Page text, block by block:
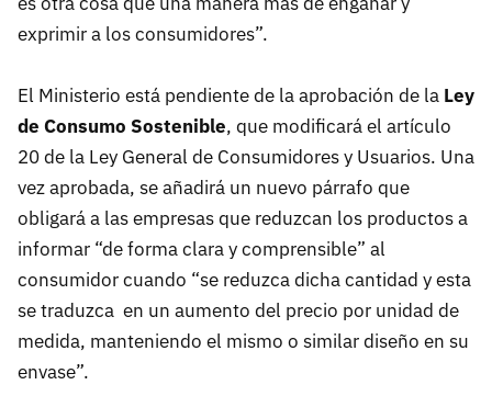
exprimir a los consumidores”.
El Ministerio está pendiente de la aprobación de la Ley
de Consumo Sostenible, que modificará el artículo
20 de la Ley General de Consumidores y Usuarios. Una
vez aprobada, se añadirá un nuevo párrafo que
obligará a las empresas que reduzcan los productos a
informar “de forma clara y comprensible” al
consumidor cuando “se reduzca dicha cantidad y esta
se traduzca en un aumento del precio por unidad de
medida, manteniendo el mismo o similar diseño en su
envase”.